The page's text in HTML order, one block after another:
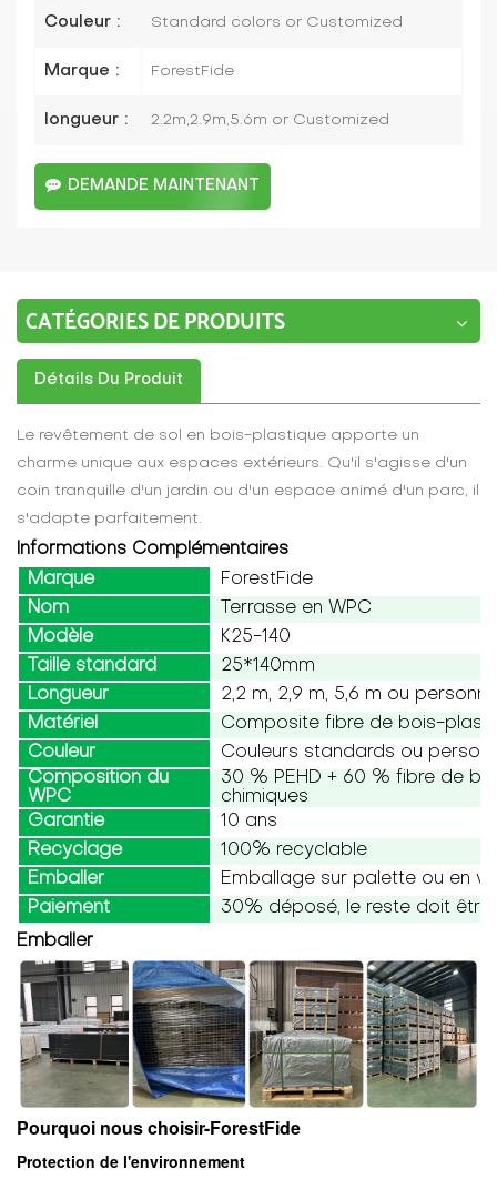
Couleur : Standard colors or Customized
Marque : ForestFide
longueur : 2.2m,2.9m,5.6m or Customized
DEMANDE MAINTENANT
CATÉGORIES DE PRODUITS
Détails Du Produit
Le revêtement de sol en bois-plastique apporte un
charme unique aux espaces extérieurs. Qu'il s'agisse d'un
coin tranquille d'un jardin ou d'un espace animé d'un parc, il
s'adapte parfaitement.
Informations Complémentaires
Marque
ForestFide
Nom
Terrasse en WPC
Modèle
K25-140
Taille standard
25*140mm
Longueur
2,2 m, 2,9 m, 5,6 m ou
Matériel
Composite fibre de bois-
Couleur
Couleurs standards ou
Composition du
WPC
30 % PEHD + 60 % fibre de
chimiques
Garantie
10 ans
Recyclage
100% recyclable
Emballer
Emballage sur palette ou en
Paiement
30% déposé, le reste doit
Emballer
Pourquoi nous choisir-ForestFide
Protection de l'environnement